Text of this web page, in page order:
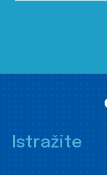
Istražite